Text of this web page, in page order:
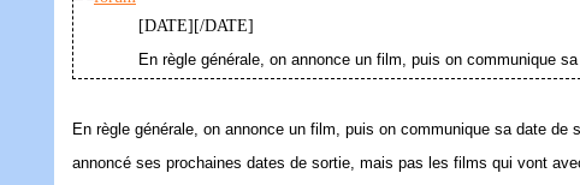
[DATE][/DATE]
En règle générale, on annonce un film, puis on communique
En règle générale, on annonce un film, puis on communique sa date
annoncé ses prochaines dates de sortie, mais pas les films qui vont